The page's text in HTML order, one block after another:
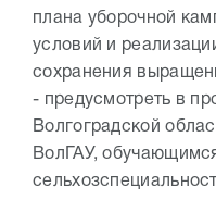
плана уборочной
условий и
сохранения
- предусмотреть в
Волгоградской
ВолГАУ,